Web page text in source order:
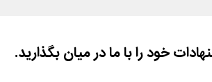
خود را با ما در میان بگذارید.